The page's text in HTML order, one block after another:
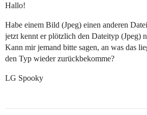
Hallo!
Habe einem Bild (Jpeg) einen anderen
jetzt kennt er plötzlich den Dateityp (Jpeg)
Kann mir jemand bitte sagen, an was das
den Typ wieder zurückbekomme?
LG Spooky